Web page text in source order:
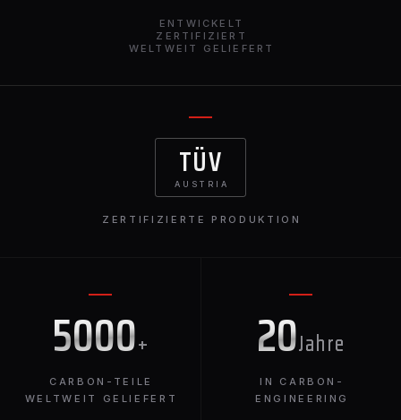
dass sich Ihr BMW XM durch Eleganz und Stil
ENTWICKELT
ZERTIFIZIERT
WELTWEIT GELIEFERT
5000+
CARBON-TEILE
WELTWEIT GELIEFERT
20Jahre
IN CARBON-
ENGINEERING
TÜV
AUSTRIA
ZERTIFIZIERTE PRODUKTION